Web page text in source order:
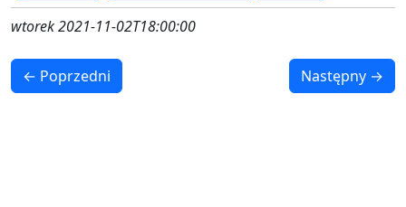
wtorek 2021-11-02T18:00:00
← Poprzedni Następny →